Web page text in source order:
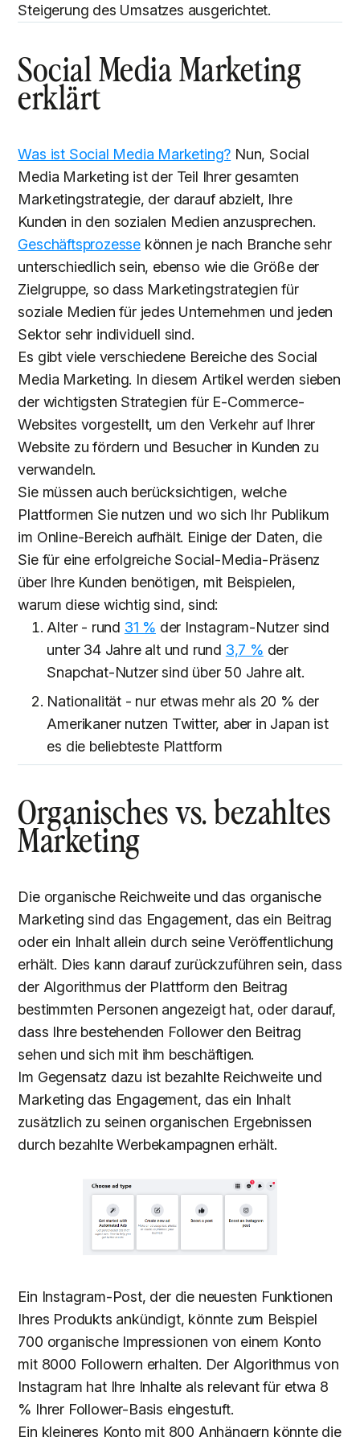
Steigerung des Umsatzes ausgerichtet.
Social Media Marketing
erklärt
Was ist Social Media Marketing? Nun, Social
Media Marketing ist der Teil Ihrer gesamten
Marketingstrategie, der darauf abzielt, Ihre
Kunden in den sozialen Medien anzusprechen.
Geschäftsprozesse können je nach Branche sehr
unterschiedlich sein, ebenso wie die Größe der
Zielgruppe, so dass Marketingstrategien für
soziale Medien für jedes Unternehmen und jeden
Sektor sehr individuell sind.
Es gibt viele verschiedene Bereiche des Social
Media Marketing. In diesem Artikel werden sieben
der wichtigsten Strategien für E-Commerce-
Websites vorgestellt, um den Verkehr auf Ihrer
Website zu fördern und Besucher in Kunden zu
verwandeln.
Sie müssen auch berücksichtigen, welche
Plattformen Sie nutzen und wo sich Ihr Publikum
im Online-Bereich aufhält. Einige der Daten, die
Sie für eine erfolgreiche Social-Media-Präsenz
über Ihre Kunden benötigen, mit Beispielen,
warum diese wichtig sind, sind:
Alter - rund 31 % der Instagram-Nutzer sind
unter 34 Jahre alt und rund 3,7 % der
Snapchat-Nutzer sind über 50 Jahre alt.
Nationalität - nur etwas mehr als 20 % der
Amerikaner nutzen Twitter, aber in Japan ist
es die beliebteste Plattform
Organisches vs. bezahltes
Marketing
Die organische Reichweite und das organische
Marketing sind das Engagement, das ein Beitrag
oder ein Inhalt allein durch seine Veröffentlichung
erhält. Dies kann darauf zurückzuführen sein, dass
der Algorithmus der Plattform den Beitrag
bestimmten Personen angezeigt hat, oder darauf,
dass Ihre bestehenden Follower den Beitrag
sehen und sich mit ihm beschäftigen.
Im Gegensatz dazu ist bezahlte Reichweite und
Marketing das Engagement, das ein Inhalt
zusätzlich zu seinen organischen Ergebnissen
durch bezahlte Werbekampagnen erhält.
Ein Instagram-Post, der die neuesten Funktionen
Ihres Produkts ankündigt, könnte zum Beispiel
700 organische Impressionen von einem Konto
mit 8000 Followern erhalten. Der Algorithmus von
Instagram hat Ihre Inhalte als relevant für etwa 8
% Ihrer Follower-Basis eingestuft.
Ein kleineres Konto mit 800 Anhängern könnte die